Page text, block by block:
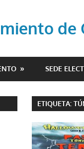
de
SEDE
ETIQUETA: